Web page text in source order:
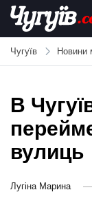
Skip
content
Чугуїв Новини
В
вулиць
Лугіна Марина